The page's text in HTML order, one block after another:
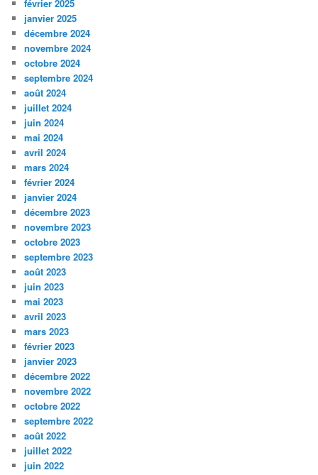
février 2025
janvier 2025
décembre 2024
novembre 2024
octobre 2024
septembre 2024
août 2024
juillet 2024
juin 2024
mai 2024
avril 2024
mars 2024
février 2024
janvier 2024
décembre 2023
novembre 2023
octobre 2023
septembre 2023
août 2023
juin 2023
mai 2023
avril 2023
mars 2023
février 2023
janvier 2023
décembre 2022
novembre 2022
octobre 2022
septembre 2022
août 2022
juillet 2022
juin 2022